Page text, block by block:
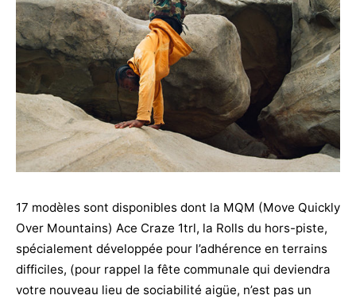
17 modèles sont disponibles dont la MQM (Move Quickly
Over Mountains) Ace Craze 1trl, la Rolls du hors-piste,
spécialement développée pour l’adhérence en terrains
difficiles, (pour rappel la fête communale qui deviendra
votre nouveau lieu de sociabilité aigüe, n’est pas un